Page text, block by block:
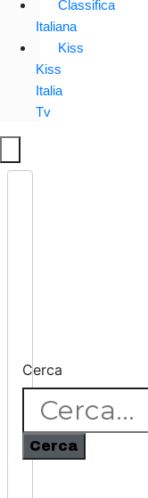
Classifica
Italiana
Kiss
Kiss
Italia
Tv
Cerca
Cerca